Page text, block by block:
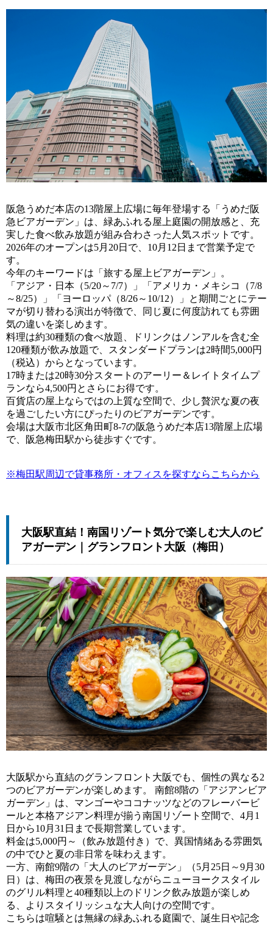
阪急うめだ本店の13階屋上広場に毎年登場する「うめだ阪
急ビアガーデン」は、緑あふれる屋上庭園の開放感と、充
実した食べ飲み放題が組み合わさった人気スポットです。
2026年のオープンは5月20日で、10月12日まで営業予定で
す。
今年のキーワードは「旅する屋上ビアガーデン」。
「アジア・日本（5/20～7/7）」「アメリカ・メキシコ（7/8
～8/25）」「ヨーロッパ（8/26～10/12）」と期間ごとにテー
マが切り替わる演出が特徴で、同じ夏に何度訪れても雰囲
気の違いを楽しめます。
料理は約30種類の食べ放題、ドリンクはノンアルを含む全
120種類が飲み放題で、スタンダードプランは2時間5,000円
（税込）からとなっています。
17時または20時30分スタートのアーリー＆レイトタイムプ
ランなら4,500円とさらにお得です。
百貨店の屋上ならではの上質な空間で、少し贅沢な夏の夜
を過ごしたい方にぴったりのビアガーデンです。
会場は大阪市北区角田町8-7の阪急うめだ本店13階屋上広場
で、阪急梅田駅から徒歩すぐです。
※梅田駅周辺で貸事務所・オフィスを探すならこちらから
大阪駅直結！南国リゾート気分で楽しむ大人のビ
アガーデン｜グランフロント大阪（梅田）
大阪駅から直結のグランフロント大阪でも、個性の異なる2
つのビアガーデンが楽しめます。 南館8階の「アジアンビア
ガーデン」は、マンゴーやココナッツなどのフレーバービ
ールと本格アジアン料理が揃う南国リゾート空間で、4月1
日から10月31日まで長期営業しています。
料金は5,000円～（飲み放題付き）で、異国情緒ある雰囲気
の中でひと夏の非日常を味わえます。
一方、南館9階の「大人のビアガーデン」（5月25日～9月30
日）は、梅田の夜景を見渡しながらニューヨークスタイル
のグリル料理と40種類以上のドリンク飲み放題が楽しめ
る、よりスタイリッシュな大人向けの空間です。
こちらは喧騒とは無縁の緑あふれる庭園で、誕生日や記念